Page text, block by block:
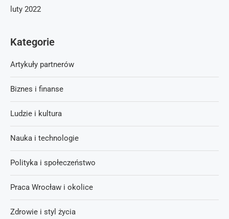
luty 2022
Kategorie
Artykuły partnerów
Biznes i finanse
Ludzie i kultura
Nauka i technologie
Polityka i społeczeństwo
Praca Wrocław i okolice
Zdrowie i styl życia